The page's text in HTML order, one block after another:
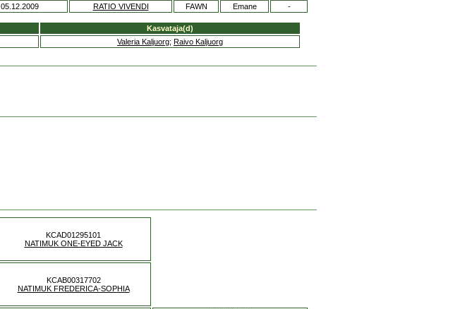
05.12.2009 RATIO VIVENDI FAWN Emane -
Kasvataja(d)
Valeria Kaljuorg; Raivo Kaljuorg
KCAD01295101
NATIMUK ONE-EYED JACK
KCAB00317702
NATIMUK FREDERICA-SOPHIA